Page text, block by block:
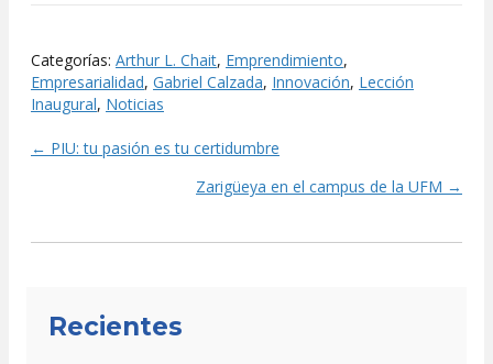
Categorías: Arthur L. Chait, Emprendimiento,
Empresarialidad, Gabriel Calzada, Innovación, Lección
Inaugural, Noticias
Posts
navigation
← PIU: tu pasión es tu certidumbre
Zarigüeya en el campus de la UFM →
Recientes